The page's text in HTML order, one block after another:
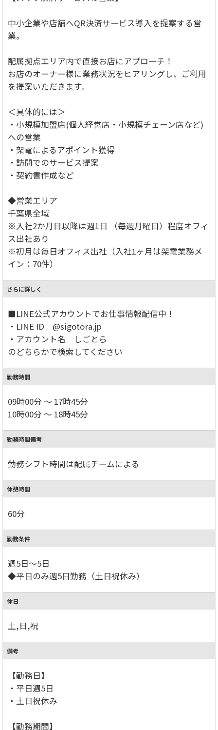
中小企業や店舗へQR決済サービス導入を提案する営
業。
配属拠点エリア内で直接お店にアプローチ！
お店のオーナー様に業務状況をヒアリングし、ご利用
を提案いただきます。
＜具体的には＞
・小規模加盟店(個人経営店・小規模チェーン店など)
への営業
・架電によるアポイント獲得
・訪問でのサービス提案
・契約書作成など
◆営業エリア
千葉県全域
※入社2か月目以降は週1日 （毎週月曜日）程度オフィ
ス出社あり
※初月は毎日オフィス出社（入社1ヶ月は架電業務メ
イン：70件）
さらに詳しく
■LINE公式アカウントでお仕事情報配信中！
・LINE ID @sigotora.jp
・アカウント名 しごとら
のどちらかで検索してください
勤務時間
09時00分 ～ 17時45分
10時00分 ～ 18時45分
勤務時間備考
勤務シフト時間は配属チームによる
休憩時間
60分
勤務条件
週5日～5日
◆平日のみ週5日勤務（土日祝休み）
休日
土,日,祝
備考
【勤務日】
・平日週5日
・土日祝休み
【勤務期間】